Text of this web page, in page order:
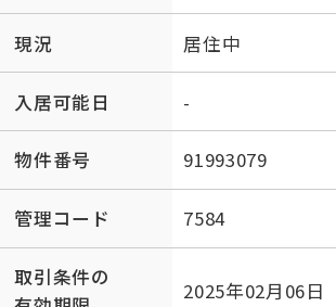
現況 居住中
入居可能日 -
物件番号 91993079
管理コード 7584
取引条件の
2025年02月06日